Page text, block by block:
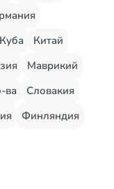
Куба
Китай
Маврикий
ва
Словакия
Финляндия